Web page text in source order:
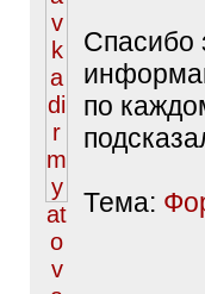
Спасибо
по
Тема: